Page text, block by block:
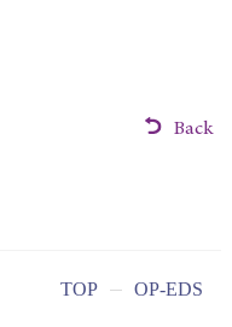
Back
TOP OP-EDS